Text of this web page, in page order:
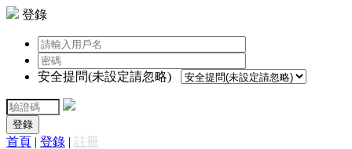
登錄
安全提問(未設定請忽略)
登錄
首頁 | 登錄 | 註冊